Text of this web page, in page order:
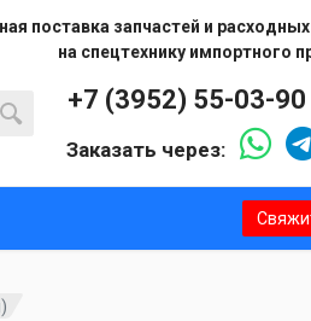
поставка запчастей и
на спецтехнику импортного
+7 (3952) 55-03-90
Заказать через: